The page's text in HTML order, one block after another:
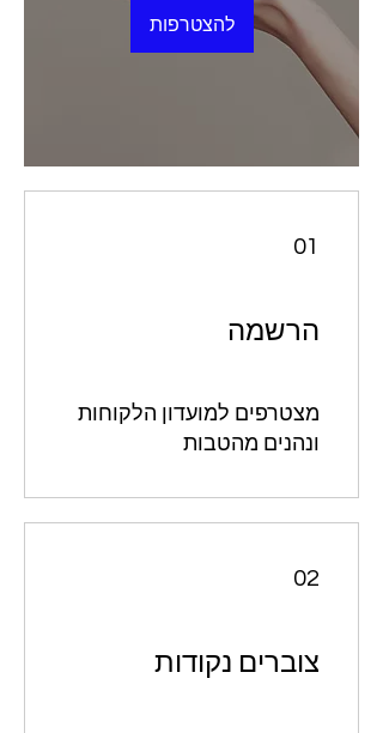
להצטרפות
01
הרשמה
מצטרפים למועדון הלקוחות
ונהנים מהטבות
02
צוברים נקודות